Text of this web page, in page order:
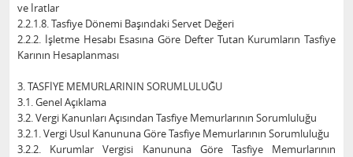
ve İratlar
2.2.1.8. Tasfiye Dönemi Başındaki Servet Değeri
2.2.2. İşletme Hesabı Esasına Göre Defter Tutan Kurumların Tasfiye
Karının Hesaplanması
3. TASFİYE MEMURLARININ SORUMLULUĞU
3.1. Genel Açıklama
3.2. Vergi Kanunları Açısından Tasfiye Memurlarının Sorumluluğu
3.2.1. Vergi Usul Kanununa Göre Tasfiye Memurlarının Sorumluluğu
3.2.2. Kurumlar Vergisi Kanununa Göre Tasfiye Memurlarının